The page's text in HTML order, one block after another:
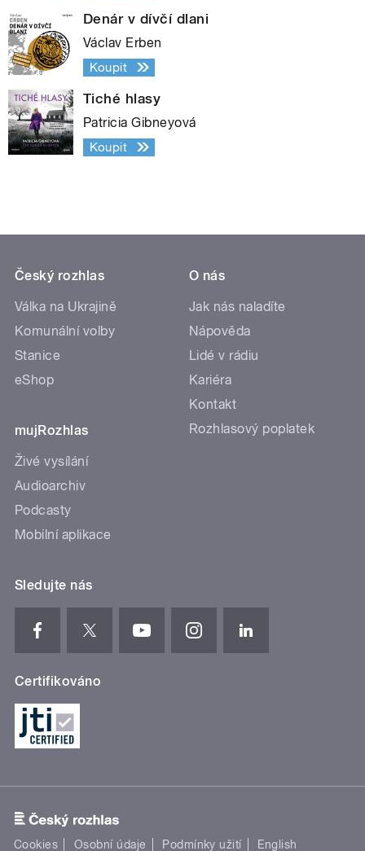
Denár v dívčí dlani
Václav Erben
Koupit
Tiché hlasy
Patricia Gibneyová
Koupit
Český rozhlas
Válka na Ukrajině
Komunální volby
Stanice
eShop
mujRozhlas
Živé vysílání
Audioarchiv
Podcasty
Mobilní aplikace
O nás
Jak nás naladíte
Nápověda
Lidé v rádiu
Kariéra
Kontakt
Rozhlasový poplatek
Sledujte nás
Certifikováno
Cookies Osobní údaje Podmínky užití English